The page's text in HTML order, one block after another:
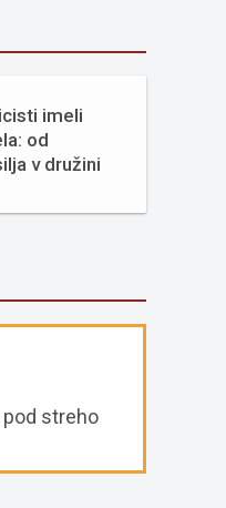
imeli
od
v družini
streho